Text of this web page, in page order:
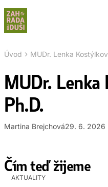
Úvod › MUDr. Lenka
MUDr. Lenka
Ph.D.
Martina Brejchová29. 6. 2026
Čím teď žijeme
AKTUALITY